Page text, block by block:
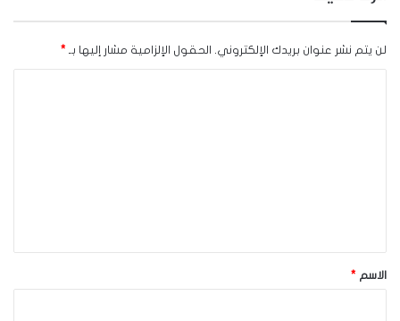
لن يتم نشر عنوان بريدك الإلكتروني. الحقول الإلزامية مشار إليها بـ *
*الاسم *